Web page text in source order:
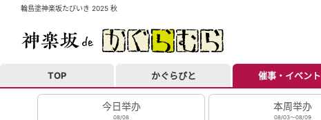
輪島塗神楽坂たびいき 2025 秋
TOP かぐらびと 催事・イベント
今日举办
08/08
本周举办
08/03～08/09